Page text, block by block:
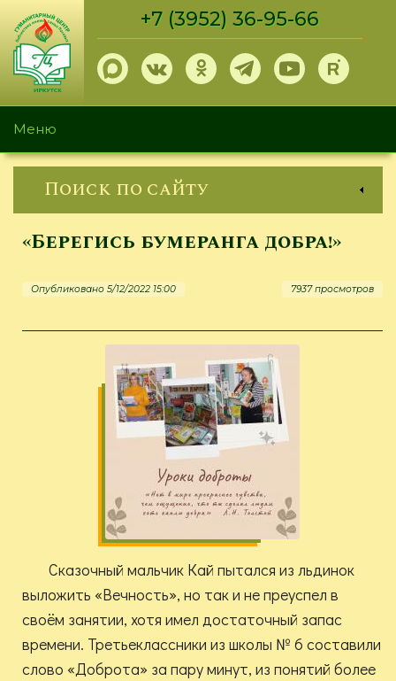
Перейти
основному
содержанию
+7 (3952) 36-95-66
Меню
Поиск по сайту
«Берегись бумеранга добра!»
Опубликовано 5/12/2022 15:00 7937 просмотров
Сказочный мальчик Кай пытался из льдинок
выложить «Вечность», но так и не преуспел в
своём занятии, хотя имел достаточный запас
времени. Третьеклассники из школы № 6 составили
слово «Доброта» за пару минут, из понятий более